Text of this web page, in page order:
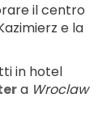
il centro
e la
a Wroclaw